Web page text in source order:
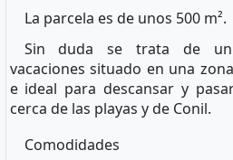
La parcela es de unos 500 m².
Sin duda se trata de un
vacaciones situado en una
e ideal para descansar y
cerca de las playas y de Conil.
Comodidades